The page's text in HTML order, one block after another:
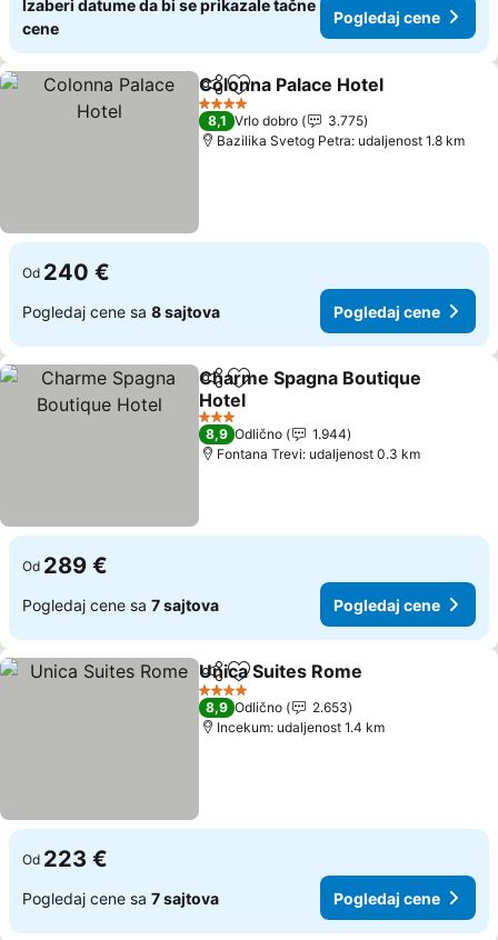
Izaberi datume da bi se prikazale tačne
cene
Pogledaj cene
Deli Dodati u favorite
Colonna Palace Hotel
4 Zvezdice
8,1 Vrlo dobro
3.775
Bazilika Svetog Petra: udaljenost 1.8 km
Od 240 €
Pogledaj cene sa 8 sajtova Pogledaj cene
Deli Dodati u favorite
Charme Spagna Boutique
Hotel
3 Zvezdice
8,9 Odlično
1.944
Fontana Trevi: udaljenost 0.3 km
Od 289 €
Pogledaj cene sa 7 sajtova Pogledaj cene
Deli Dodati u favorite
Unica Suites Rome
4 Zvezdice
8,9 Odlično
2.653
Incekum: udaljenost 1.4 km
Od 223 €
Pogledaj cene sa 7 sajtova Pogledaj cene